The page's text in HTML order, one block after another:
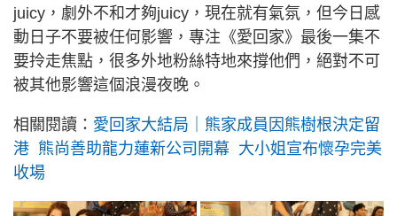
juicy，劇外不和才夠juicy，現在就有氣氛，但今日感
動日子不要被任何影響，專注《愛回家》最後一集不
要拎走焦點，很多外地粉絲特地來撐他們，絕對不可
被其他影響這個浪漫夜晚。
相關閱讀： 愛回家大結局｜熊家成員因熊樹根決定留
港 熊尚善助龍力蓮新公司開幕 大小姐宣布懷孕完美
收場